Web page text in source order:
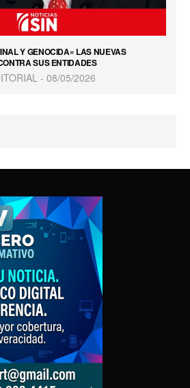
Y GENOCIDA» LAS NUEVAS
SUS ENTIDADES
08/05/2026